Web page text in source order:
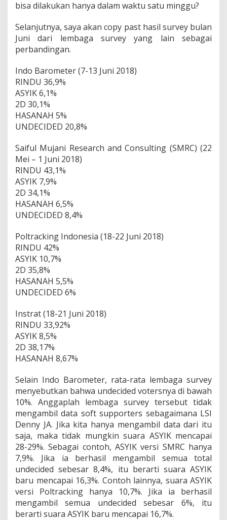
bisa dilakukan hanya dalam waktu satu minggu?
Selanjutnya, saya akan copy past hasil survey bulan
Juni dari lembaga survey yang lain sebagai
perbandingan.
Indo Barometer (7-13 Juni 2018)
RINDU 36,9%
ASYIK 6,1%
2D 30,1%
HASANAH 5%
UNDECIDED 20,8%
Saiful Mujani Research and Consulting (SMRC) (22
Mei – 1 Juni 2018)
RINDU 43,1%
ASYIK 7,9%
2D 34,1%
HASANAH 6,5%
UNDECIDED 8,4%
Poltracking Indonesia (18-22 Juni 2018)
RINDU 42%
ASYIK 10,7%
2D 35,8%
HASANAH 5,5%
UNDECIDED 6%
Instrat (18-21 Juni 2018)
RINDU 33,92%
ASYIK 8,5%
2D 38,17%
HASANAH 8,67%
Selain Indo Barometer, rata-rata lembaga survey
menyebutkan bahwa undecided votersnya di bawah
10%. Anggaplah lembaga survey tersebut tidak
mengambil data soft supporters sebagaimana LSI
Denny JA. Jika kita hanya mengambil data dari itu
saja, maka tidak mungkin suara ASYIK mencapai
28-29%. Sebagai contoh, ASYIK versi SMRC hanya
7,9%. Jika ia berhasil mengambil semua total
undecided sebesar 8,4%, itu berarti suara ASYIK
baru mencapai 16,3%. Contoh lainnya, suara ASYIK
versi Poltracking hanya 10,7%. Jika ia berhasil
mengambil semua undecided sebesar 6%, itu
berarti suara ASYIK baru mencapai 16,7%.